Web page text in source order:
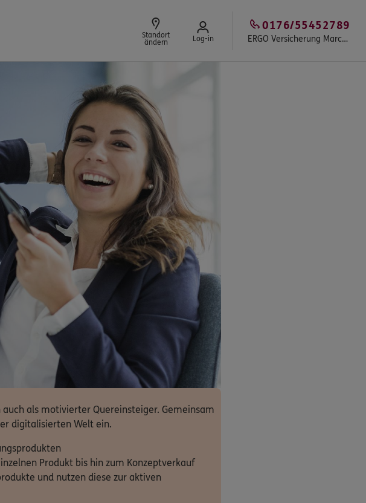
Standort
ändern
Log-in ERGO Versicherung Marcel Klemm
0176/55452789
als motivierter Quereinsteiger. Gemeinsam
digitalisierten Welt ein.
Produkt bis hin zum Konzeptverkauf
und nutzen diese zur aktiven